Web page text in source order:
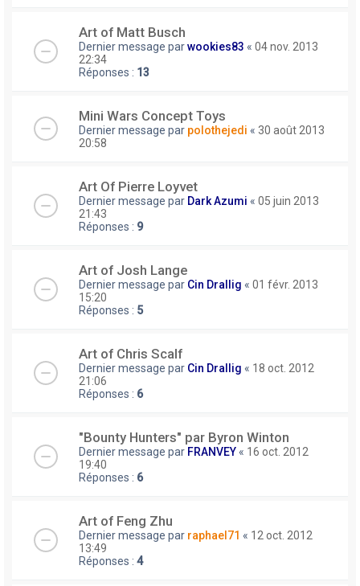
Art of Matt Busch
Dernier message parwookies83 « 04 nov. 2013
22:34
Réponses : 13
Mini Wars Concept Toys
Dernier message par polothejedi « 30 août 2013
20:58
Art Of Pierre Loyvet
Dernier message par Dark Azumi « 05 juin 2013
21:43
Réponses : 9
Art of Josh Lange
Dernier message par Cin Drallig « 01 févr. 2013
15:20
Réponses : 5
Art of Chris Scalf
Dernier message par Cin Drallig « 18 oct. 2012
21:06
Réponses : 6
"Bounty Hunters" par Byron Winton
Dernier message par FRANVEY « 16 oct. 2012
19:40
Réponses : 6
Art of Feng Zhu
Dernier message par raphael71 « 12 oct. 2012
13:49
Réponses : 4